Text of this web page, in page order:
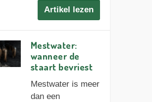
Artikel lezen
Mestwater:
wanneer de
staart bevriest
Mestwater is meer
dan een